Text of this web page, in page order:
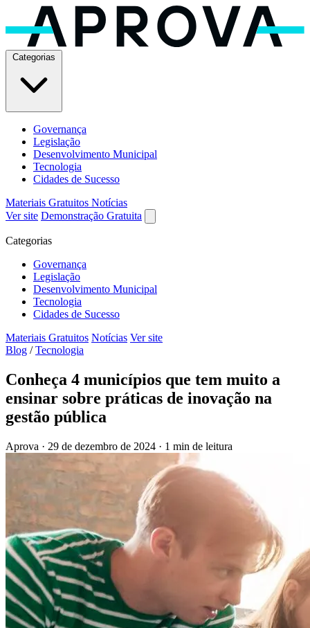
Governança
Legislação
Desenvolvimento Municipal
Tecnologia
Cidades de Sucesso
Materiais Gratuitos Notícias
Ver site Demonstração Gratuita
Categorias
Governança
Legislação
Desenvolvimento Municipal
Tecnologia
Cidades de Sucesso
Materiais Gratuitos Notícias Ver site
Blog / Tecnologia
Conheça 4 municípios que tem muito a
ensinar sobre práticas de inovação na
gestão pública
Aprova · 29 de dezembro de 2024 · 1 min de leitura